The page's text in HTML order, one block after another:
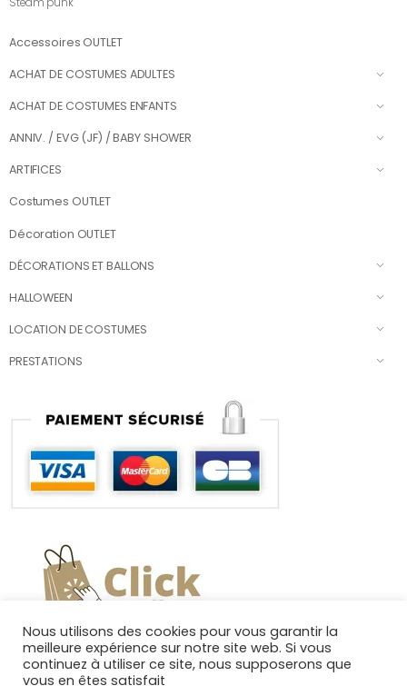
Accessoires OUTLET
ACHAT DE COSTUMES ADULTES
ACHAT DE COSTUMES ENFANTS
ANNIV. / EVG (JF) / BABY SHOWER
ARTIFICES
Costumes OUTLET
Décoration OUTLET
DÉCORATIONS ET BALLONS
HALLOWEEN
LOCATION DE COSTUMES
PRESTATIONS
Nous utilisons des cookies pour vous garantir la
meilleure expérience sur notre site web. Si vous
continuez à utiliser ce site, nous supposerons que
vous en êtes satisfait